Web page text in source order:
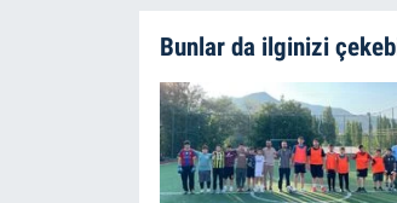
Bunlar da ilginizi